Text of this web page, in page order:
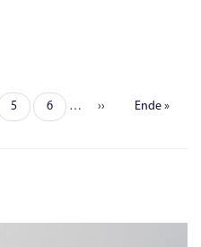
Seite
5 Seite
6 …
Nächste
››
Letzte
Ende »